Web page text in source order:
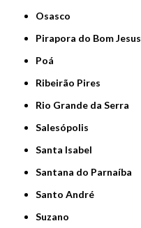
Osasco
Pirapora do Bom Jesus
Poá
Ribeirão Pires
Rio Grande da Serra
Salesópolis
Santa Isabel
Santana do Parnaíba
Santo André
Suzano